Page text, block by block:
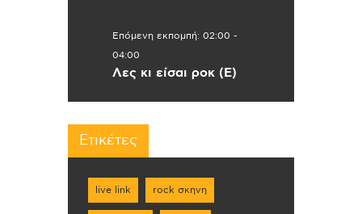
Επόμενη εκπομπή: 02:00 -
04:00
Λες κι είσαι ροκ (Ε)
Ετικέτες
live link rock σκηνη